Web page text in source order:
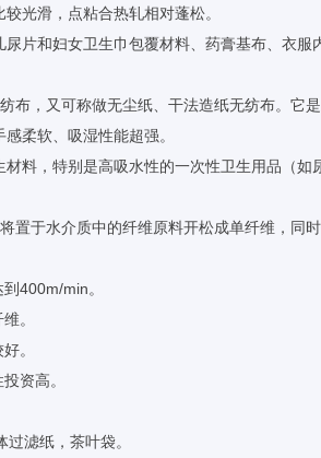
光滑，点粘合热轧相对蓬松。
片和妇女卫生巾包覆材料、药膏基布、衣服
布，又可称做无尘纸、干法造纸无纺布。它
柔软、吸湿性能超强。
料，特别是高吸水性的一次性卫生用品（如
置于水介质中的纤维原料开松成单纤维，同
400m/min。
。
。
资高。
滤纸，茶叶袋。